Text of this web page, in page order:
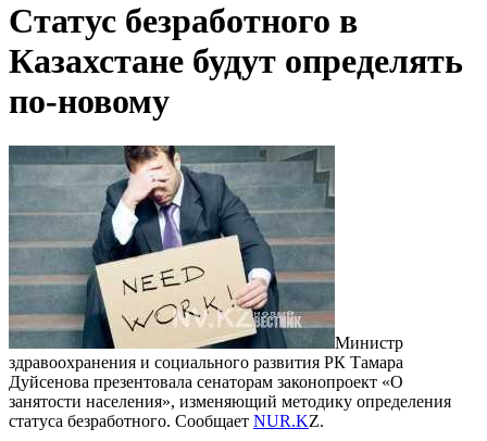
Статус безработного в
Казахстане будут определять
по-новому
Министр
здравоохранения и социального развития РК Тамара
Дуйсенова презентовала сенаторам законопроект «О
занятости населения», изменяющий методику определения
статуса безработного. Сообщает NUR.KZ.